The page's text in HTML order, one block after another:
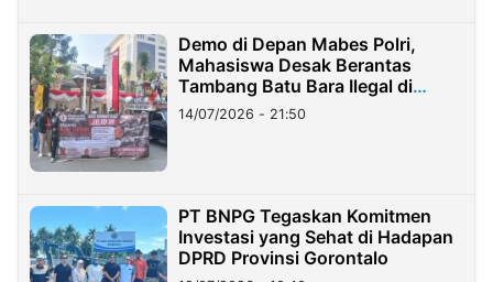
Demo di Depan Mabes Polri,
Mahasiswa Desak Berantas
Tambang Batu Bara Ilegal di
Lampung
14/07/2026 - 21:50
PT BNPG Tegaskan Komitmen
Investasi yang Sehat di Hadapan
DPRD Provinsi Gorontalo